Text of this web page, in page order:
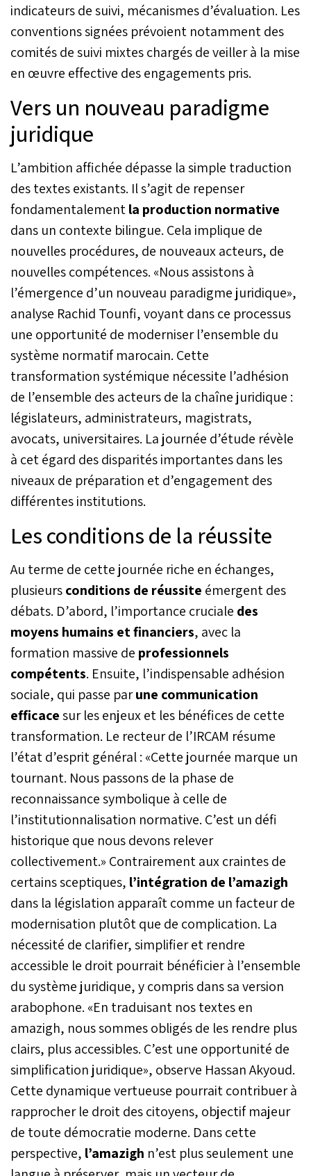
indicateurs de suivi, mécanismes d’évaluation. Les
conventions signées prévoient notamment des
comités de suivi mixtes chargés de veiller à la mise
en œuvre effective des engagements pris.
Vers un nouveau paradigme
juridique
L’ambition affichée dépasse la simple traduction
des textes existants. Il s’agit de repenser
fondamentalementla production normative
dans un contexte bilingue. Cela implique de
nouvelles procédures, de nouveaux acteurs, de
nouvelles compétences. «Nous assistons à
l’émergence d’un nouveau paradigme juridique»,
analyse Rachid Tounfi, voyant dans ce processus
une opportunité de moderniser l’ensemble du
système normatif marocain. Cette
transformation systémique nécessite l’adhésion
de l’ensemble des acteurs de la chaîne juridique :
législateurs, administrateurs, magistrats,
avocats, universitaires. La journée d’étude révèle
à cet égard des disparités importantes dans les
niveaux de préparation et d’engagement des
différentes institutions.
Les conditions de la réussite
Au terme de cette journée riche en échanges,
plusieursconditions de réussite émergent des
débats. D’abord, l’importance cruciale des
moyens humains et financiers, avec la
formation massive de professionnels
compétents. Ensuite, l’indispensable adhésion
sociale, qui passe parune communication
efficacesur les enjeux et les bénéfices de cette
transformation. Le recteur de l’IRCAM résume
l’état d’esprit général : «Cette journée marque un
tournant. Nous passons de la phase de
reconnaissance symbolique à celle de
l’institutionnalisation normative. C’est un défi
historique que nous devons relever
collectivement.» Contrairement aux craintes de
certains sceptiques, l’intégration de l’amazigh
dans la législation apparaît comme un facteur de
modernisation plutôt que de complication. La
nécessité de clarifier, simplifier et rendre
accessible le droit pourrait bénéficier à l’ensemble
du système juridique, y compris dans sa version
arabophone. «En traduisant nos textes en
amazigh, nous sommes obligés de les rendre plus
clairs, plus accessibles. C’est une opportunité de
simplification juridique», observe Hassan Akyoud.
Cette dynamique vertueuse pourrait contribuer à
rapprocher le droit des citoyens, objectif majeur
de toute démocratie moderne. Dans cette
perspective, l’amazigh n’est plus seulement une